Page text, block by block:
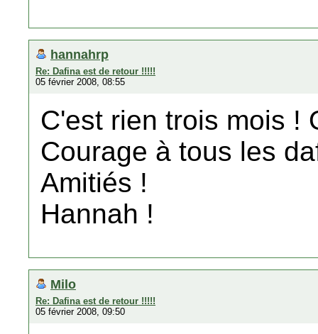
hannahrp
Re: Dafina est de retour !!!!!
05 février 2008, 08:55
C'est rien trois mois !
Courage à tous les
Amitiés !
Hannah !
Milo
Re: Dafina est de retour !!!!!
05 février 2008, 09:50